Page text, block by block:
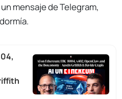
mensaje de Telegram,